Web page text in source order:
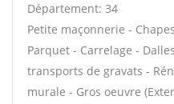
Département: 34
Petite maçonnerie -
Parquet - Carrelage -
transports de gravats -
murale - Gros oeuvre